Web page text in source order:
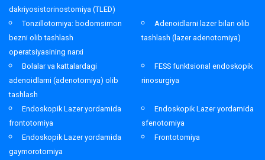
dakriyosistorinostomiya (TLED)
Tonzillotomiya: bodomsimon
bezni olib tashlash
operatsiyasining narxi
Adenoidlarni lazer bilan olib
tashlash (lazer adenotomiya)
Bolalar va kattalardagi
adenoidlarni (adenotomiya) olib
tashlash
FESS funktsional endoskopik
rinosurgiya
Endoskopik Lazer yordamida
frontotomiya
Endoskopik Lazer yordamida
sfenotomiya
Endoskopik Lazer yordamida
gaymorotomiya
Frontotomiya